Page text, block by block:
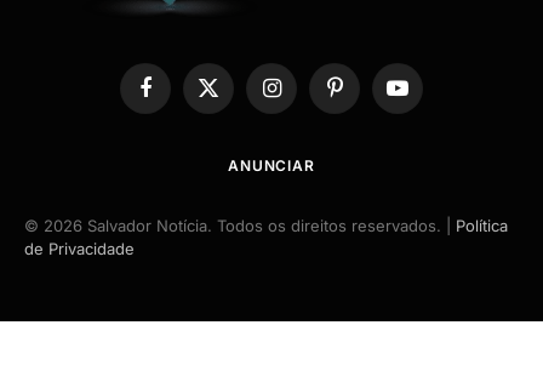
Facebook
X
(Twitter)
InstagramPinterestYouTube
ANUNCIAR
© 2026 Salvador Notícia. Todos os direitos reservados. | Política
de Privacidade